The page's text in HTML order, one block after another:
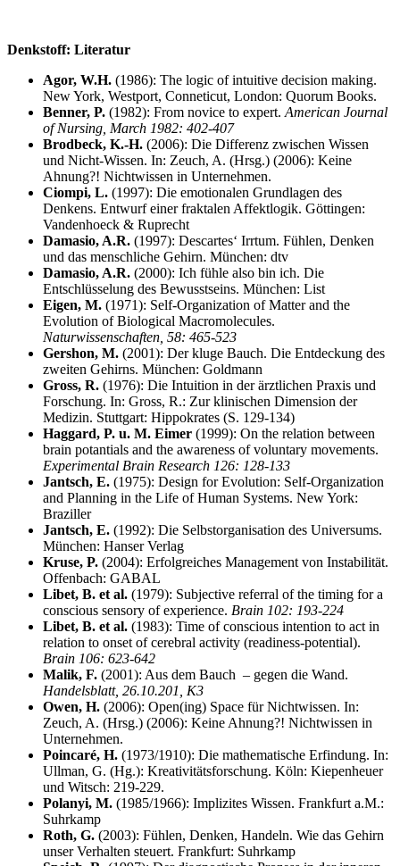
Denkstoff: Literatur
Agor, W.H. (1986): The logic of intuitive decision making.
New York, Westport, Conneticut, London: Quorum Books.
Benner, P. (1982): From novice to expert. American Journal
of Nursing, March 1982: 402-407
Brodbeck, K.-H. (2006): Die Differenz zwischen Wissen
und Nicht-Wissen. In: Zeuch, A. (Hrsg.) (2006): Keine
Ahnung?! Nichtwissen in Unternehmen.
Ciompi, L. (1997): Die emotionalen Grundlagen des
Denkens. Entwurf einer fraktalen Affektlogik. Göttingen:
Vandenhoeck & Ruprecht
Damasio, A.R. (1997): Descartes‘ Irrtum. Fühlen, Denken
und das menschliche Gehirn. München: dtv
Damasio, A.R. (2000): Ich fühle also bin ich. Die
Entschlüsselung des Bewusstseins. München: List
Eigen, M. (1971): Self-Organization of Matter and the
Evolution of Biological Macromolecules.
Naturwissenschaften, 58: 465-523
Gershon, M. (2001): Der kluge Bauch. Die Entdeckung des
zweiten Gehirns. München: Goldmann
Gross, R. (1976): Die Intuition in der ärztlichen Praxis und
Forschung. In: Gross, R.: Zur klinischen Dimension der
Medizin. Stuttgart: Hippokrates (S. 129-134)
Haggard, P. u. M. Eimer (1999): On the relation between
brain potantials and the awareness of voluntary movements.
Experimental Brain Research 126: 128-133
Jantsch, E. (1975): Design for Evolution: Self-Organization
and Planning in the Life of Human Systems. New York:
Braziller
Jantsch, E. (1992): Die Selbstorganisation des Universums.
München: Hanser Verlag
Kruse, P. (2004): Erfolgreiches Management von Instabilität.
Offenbach: GABAL
Libet, B. et al. (1979): Subjective referral of the timing for a
conscious sensory of experience. Brain 102: 193-224
Libet, B. et al. (1983): Time of conscious intention to act in
relation to onset of cerebral activity (readiness-potential).
Brain 106: 623-642
Malik, F. (2001): Aus dem Bauch – gegen die Wand.
Handelsblatt, 26.10.201, K3
Owen, H. (2006): Open(ing) Space für Nichtwissen. In:
Zeuch, A. (Hrsg.) (2006): Keine Ahnung?! Nichtwissen in
Unternehmen.
Poincaré, H. (1973/1910): Die mathematische Erfindung. In:
Ullman, G. (Hg.): Kreativitätsforschung. Köln: Kiepenheuer
und Witsch: 219-229.
Polanyi, M. (1985/1966): Implizites Wissen. Frankfurt a.M.:
Suhrkamp
Roth, G. (2003): Fühlen, Denken, Handeln. Wie das Gehirn
unser Verhalten steuert. Frankfurt: Suhrkamp